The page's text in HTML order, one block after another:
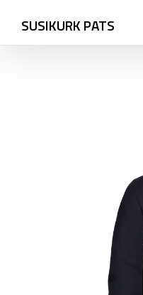
SUSIKURK PATS